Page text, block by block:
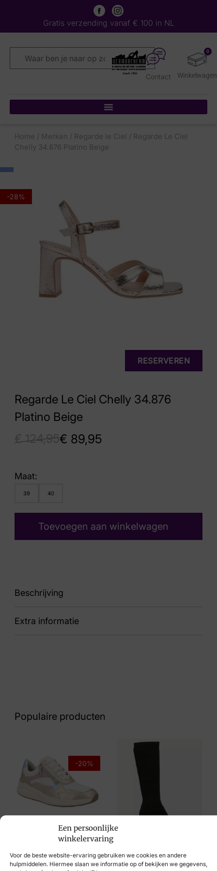
Een persoonlijke
winkelervaring
Voor de beste website-ervaring gebruiken we cookies en andere
hulpmiddelen. Hiermee slaan we informatie op of bekijken we gegevens,
Gratis verzending vanaf € 100 in NL
0
Contact
Home / Merken / Regarde le Ciel / Regarde Le Ciel
Chelly 34.876 Platino Beige
-28%
Regarde Le Ciel Chelly 34.876
Platino Beige
€ 89,95
RESERVEREN
Maat:
39 40
Toevoegen aan winkelwagen
Beschrijving
89 Chelly 34.876 Platino
Extra informatie
Merk
Regarde le Ciel
Artikelnummer
Chelly 34.876 Platino
Populaire producten
-20%
€99,95